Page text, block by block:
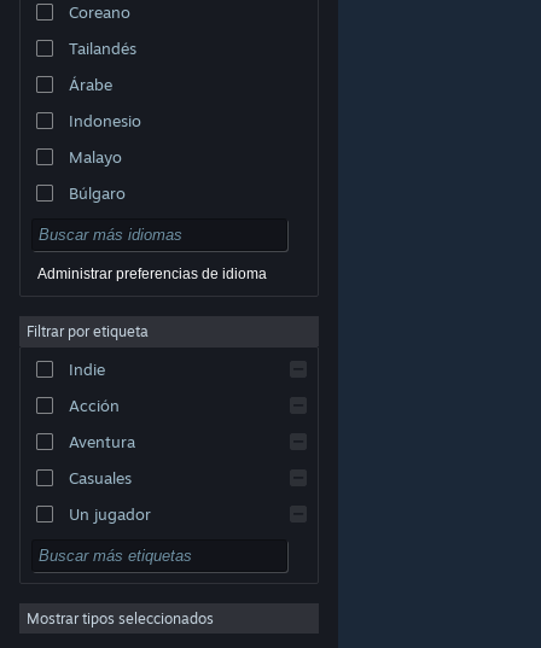
Ver versión clásica
© Valve Corporation. Todos los derechos reservados.
Todas las marcas registradas pertenecen a sus
respectivos dueños en EE. UU. y otros países.Política
de Privacidad|Información legal|Accesibilidad|
Cookies
Coreano
Tailandés
Árabe
Indonesio
Malayo
Búlgaro
Checo
Danés
Alemán
Inglés
Español (España)
Griego
Administrar preferencias de idioma
Filtrar por etiqueta
Indie
Acción
Aventura
Casuales
Un jugador
Simuladores
Rol
Estrategia
Mostrar tipos seleccionados